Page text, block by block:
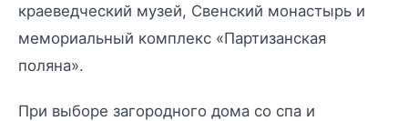
краеведческий музей, Свенский монастырь и
мемориальный комплекс «Партизанская
поляна».
При выборе загородного дома со спа и